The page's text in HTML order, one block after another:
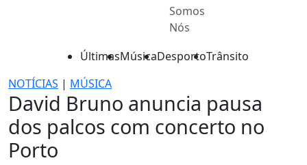
Somos
Nós
ÚltimasMúsicaDesportoTrânsito
NOTÍCIAS | MÚSICA
David Bruno anuncia pausa
dos palcos com concerto no
Porto